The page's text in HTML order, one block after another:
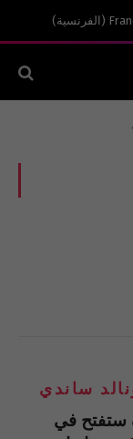
( الفرنسية)
ساندي
ستفتح في